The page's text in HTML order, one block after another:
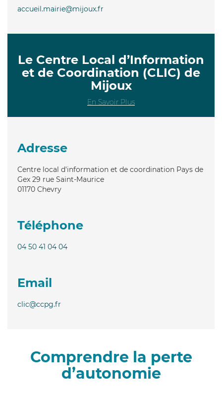
accueil.mairie@mijoux.fr
Le Centre Local d’Information
et de Coordination (CLIC) de
Mijoux
En Savoir Plus
Adresse
Centre local d'information et de coordination Pays de
Gex 29 rue Saint-Maurice
01170 Chevry
Téléphone
04 50 41 04 04
Email
clic@ccpg.fr
Comprendre la perte
d’autonomie